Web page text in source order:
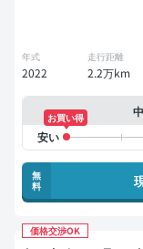
年式
2022
走行距離
2.2万km
お買い得
無
料
価格交渉OK